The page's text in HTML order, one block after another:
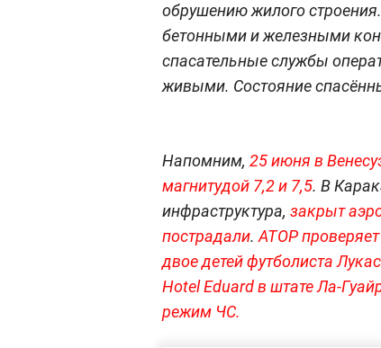
обрушению жилого
бетонными и железными
спасательные службы
живыми. Состояние
Напомним, 25 июня в
магнитудой 7,2 и 7,5. В
инфраструктура, закрыт
пострадали. АТОР
двое детей футболиста
Hotel Eduard в штате Ла-
режим ЧС.